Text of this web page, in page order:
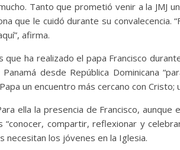
Tanto que prometió venir a la JMJ
que le cuidó durante su convalecencia.
afirma.
que ha realizado el papa Francisco
desde República Dominicana
un encuentro más cercano con Cristo;
ella la presencia de Francisco, aunque
compartir, reflexionar y
necesitan los jóvenes en la Iglesia.